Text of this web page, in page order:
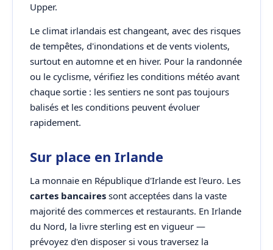
Upper.
Le climat irlandais est changeant, avec des risques
de tempêtes, d'inondations et de vents violents,
surtout en automne et en hiver. Pour la randonnée
ou le cyclisme, vérifiez les conditions météo avant
chaque sortie : les sentiers ne sont pas toujours
balisés et les conditions peuvent évoluer
rapidement.
Sur place en Irlande
La monnaie en République d'Irlande est l'euro. Les
cartes bancaires sont acceptées dans la vaste
majorité des commerces et restaurants. En Irlande
du Nord, la livre sterling est en vigueur —
prévoyez d'en disposer si vous traversez la